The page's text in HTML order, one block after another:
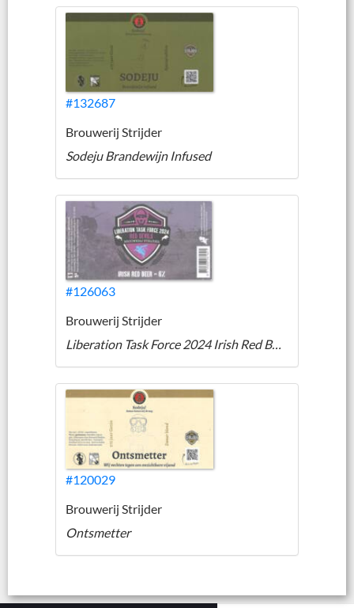
#132687
Brouwerij Strijder
Sodeju Brandewijn Infused
#126063
Brouwerij Strijder
Liberation Task Force 2024 Irish Red Beer
#120029
Brouwerij Strijder
Ontsmetter